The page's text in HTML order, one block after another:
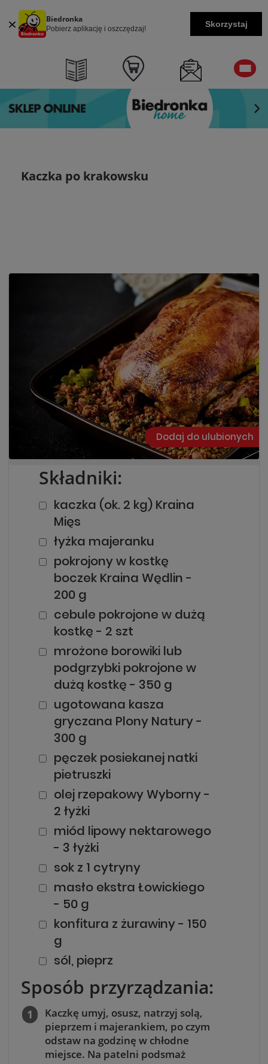
Biedronka
Pobierz aplikację i oszczędzaj! Skorzystaj
Kaczka po krakowsku
Dodaj do ulubionych
Składniki:
kaczka (ok. 2 kg) Kraina
Mięs
łyżka majeranku
pokrojony w kostkę
boczek Kraina Wędlin -
200 g
cebule pokrojone w dużą
kostkę - 2 szt
mrożone borowiki lub
podgrzybki pokrojone w
dużą kostkę - 350 g
ugotowana kasza
gryczana Plony Natury -
300 g
pęczek posiekanej natki
pietruszki
olej rzepakowy Wyborny -
2 łyżki
miód lipowy nektarowego
- 3 łyżki
sok z 1 cytryny
masło ekstra Łowickiego
- 50 g
konfitura z żurawiny - 150
g
sól, pieprz
Sposób przyrządzania:
Kaczkę umyj, osusz, natrzyj solą,
pieprzem i majerankiem, po czym
odstaw na godzinę w chłodne
miejsce. Na patelni podsmaż